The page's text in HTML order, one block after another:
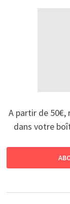
A partir de 50€,
dans votre